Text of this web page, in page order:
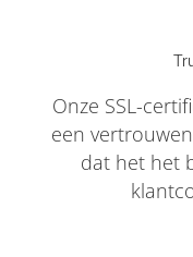
Onze SSL-
een
dat het het